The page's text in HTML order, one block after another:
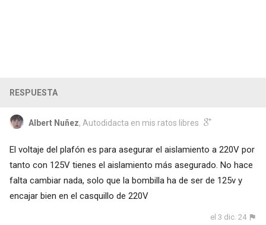
RESPUESTA
Albert Nuñez, Autodidacta en mis ratos libres
El voltaje del plafón es para asegurar el aislamiento a 220V por
tanto con 125V tienes el aislamiento más asegurado. No hace
falta cambiar nada, solo que la bombilla ha de ser de 125v y
encajar bien en el casquillo de 220V
el 3 dic. 24